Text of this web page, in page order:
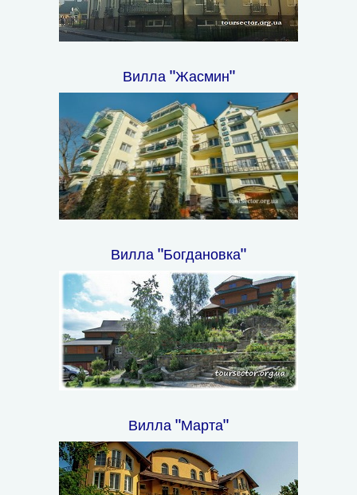
Вилла "Жасмин"
Вилла "Богдановка"
Вилла "Марта"